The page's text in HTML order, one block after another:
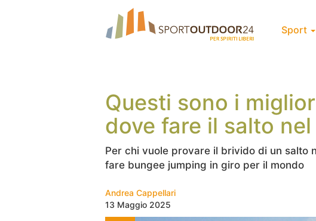
Sport
Questi sono i
dove fare il salto
Per chi vuole provare il brivido di un salto
fare bungee jumping in giro per il mondo
Andrea Cappellari
13 Maggio 2025